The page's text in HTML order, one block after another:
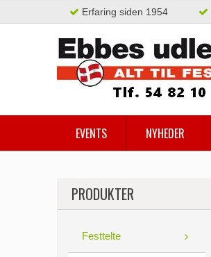
Erfaring siden 1954
EVENTS NYHEDER
PRODUKTER
Festtelte